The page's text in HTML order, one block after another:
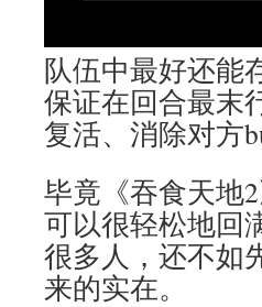
队伍中最好还能
保证在回合最末
复活、消除对方
毕竟《吞食天地
可以很轻松地回
很多人，还不如
来的实在。